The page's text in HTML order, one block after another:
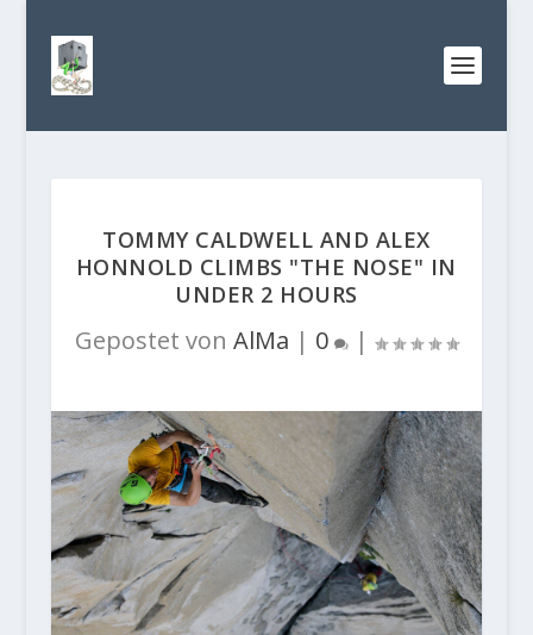
TOMMY CALDWELL AND ALEX
HONNOLD CLIMBS "THE NOSE" IN
UNDER 2 HOURS
Gepostet von AlMa | 0 |